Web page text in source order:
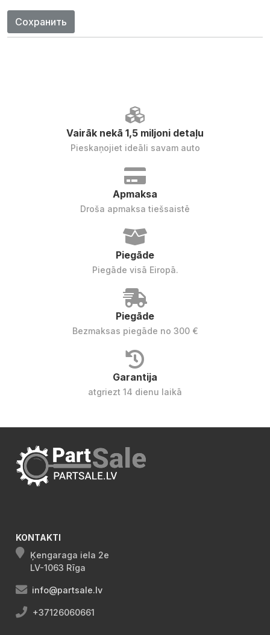
Сохранить
Vairāk nekā 1,5 miljoni detaļu
Pieskaņojiet ideāli savam auto
Apmaksa
Droša apmaksa tiešsaistē
Piegāde
Piegāde visā Eiropā.
Piegāde
Bezmaksas piegāde no 300 €
Garantija
atgriezt 14 dienu laikā
KONTAKTI
Ķengaraga iela 2e
LV-1063 Rīga
info@partsale.lv
+37126060661